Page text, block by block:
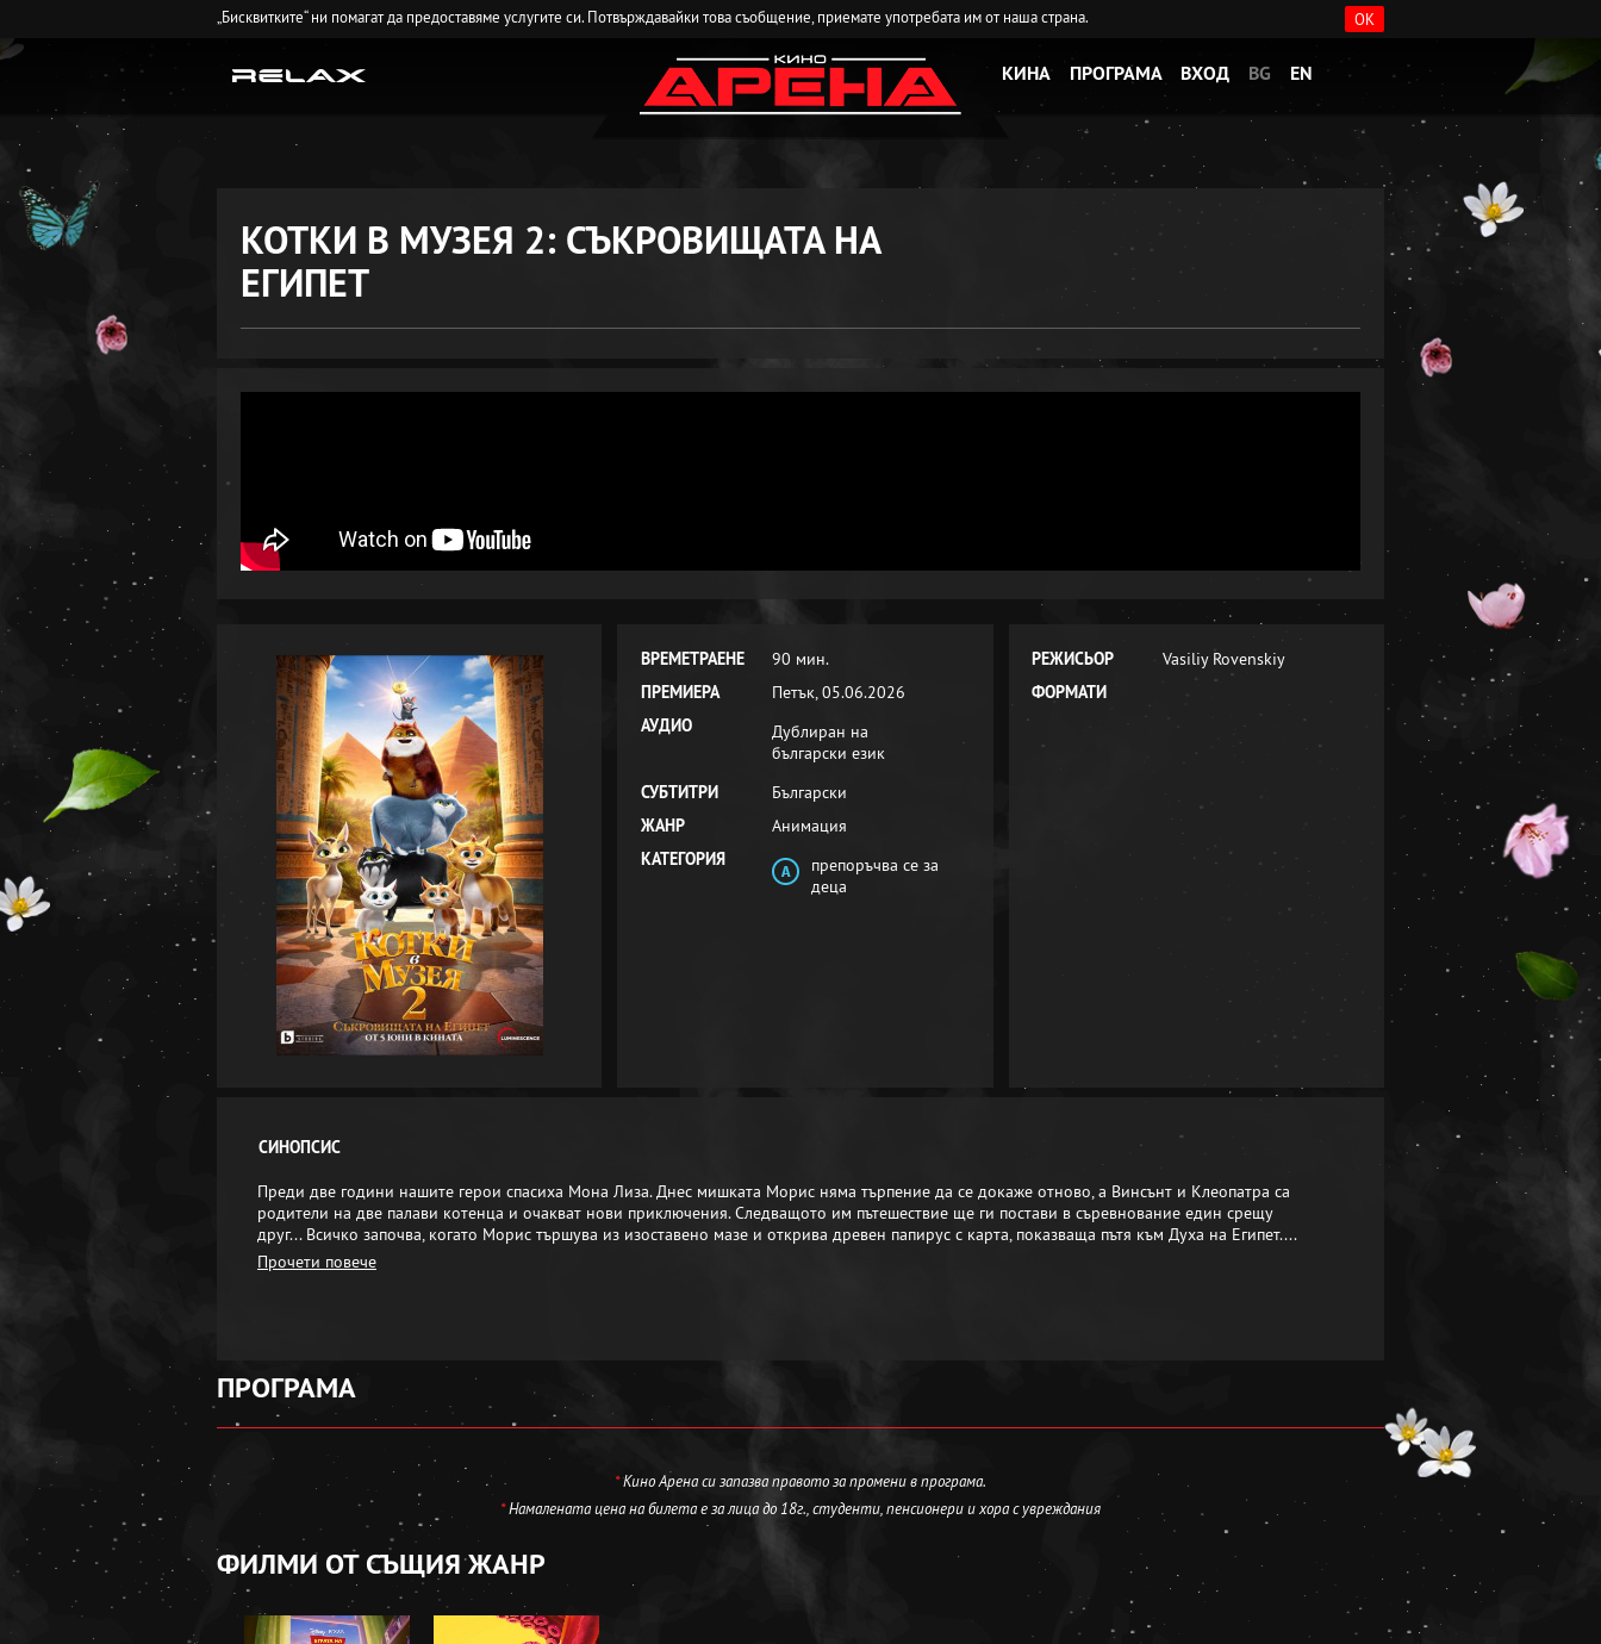
„Бисквитките“ ни помагат да предоставяме услугите си. Потвърждавайки това съобщение, приемате употребата им от наша страна. OK
КИНА ПРОГРАМА ВХОД BG EN
КОТКИ В МУЗЕЯ 2: СЪКРОВИЩАТА НА
ЕГИПЕТ
ВРЕМЕТРАЕНЕ
90 мин.
ПРЕМИЕРА
Петък, 05.06.2026
АУДИО
Дублиран на
български език
СУБТИТРИ
Български
ЖАНР
Анимация
КАТЕГОРИЯ
препоръчва се за
деца
РЕЖИСЬОР
Vasiliy Rovenskiy
ФОРМАТИ
СИНОПСИС
Преди две години нашите герои спасиха Мона Лиза. Днес мишката Морис няма търпение да се докаже отново, а Винсънт и Клеопатра са
родители на две палави котенца и очакват нови приключения. Следващото им пътешествие ще ги постави в съревнование един срещу
друг... Всичко започва, когато Морис тършува из изоставено мазе и открива древен папирус с карта, показваща пътя към Духа на Египет....
Прочети повече
ПРОГРАМА
*Кино Арена си запазва правото за промени в програма.
*Намалената цена на билета е за лица до 18г., студенти, пенсионери и хора с увреждания
ФИЛМИ ОТ СЪЩИЯ ЖАНР